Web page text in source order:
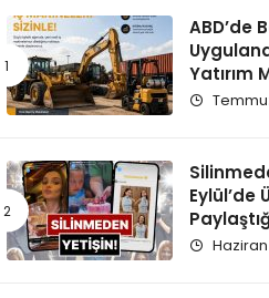
ABD’de
Yatırım
Eylül’de
Yazık